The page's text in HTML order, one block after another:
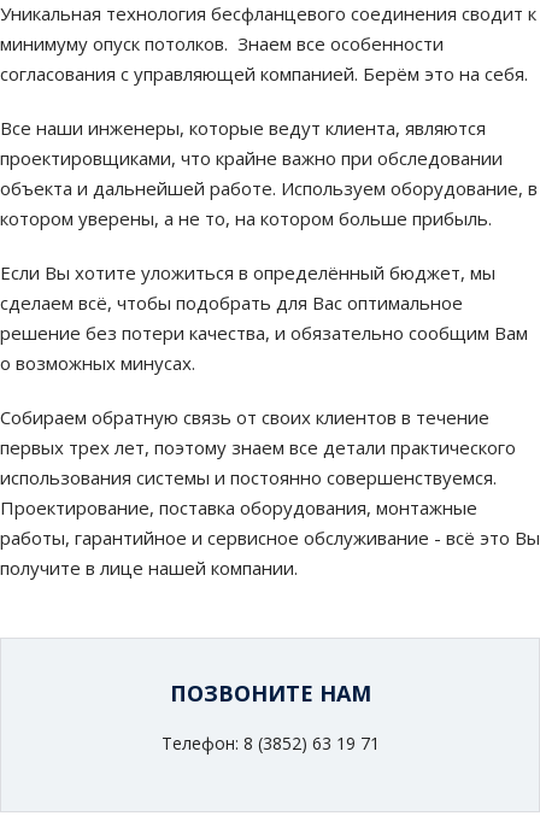
Уникальная технология бесфланцевого соединения сводит к
минимуму опуск потолков. Знаем все особенности
согласования с управляющей компанией. Берём это на себя.
Все наши инженеры, которые ведут клиента, являются
проектировщиками, что крайне важно при обследовании
объекта и дальнейшей работе. Используем оборудование, в
котором уверены, а не то, на котором больше прибыль.
Если Вы хотите уложиться в определённый бюджет, мы
сделаем всё, чтобы подобрать для Вас оптимальное
решение без потери качества, и обязательно сообщим Вам
о возможных минусах.
Собираем обратную связь от своих клиентов в течение
первых трех лет, поэтому знаем все детали практического
использования системы и постоянно совершенствуемся.
Проектирование, поставка оборудования, монтажные
работы, гарантийное и сервисное обслуживание - всё это Вы
получите в лице нашей компании.
ПОЗВОНИТЕ НАМ
Телефон: 8 (3852) 63 19 71